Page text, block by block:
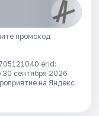
промокод
erid:
30 сентября 2026
на Яндекс